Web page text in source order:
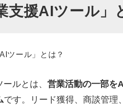
リトルくん
IBM watsonx Orchestrate
セールスエージェント
支援AIツール」
ルとは、 営業活動の一部を
です。リード獲得、商談管理